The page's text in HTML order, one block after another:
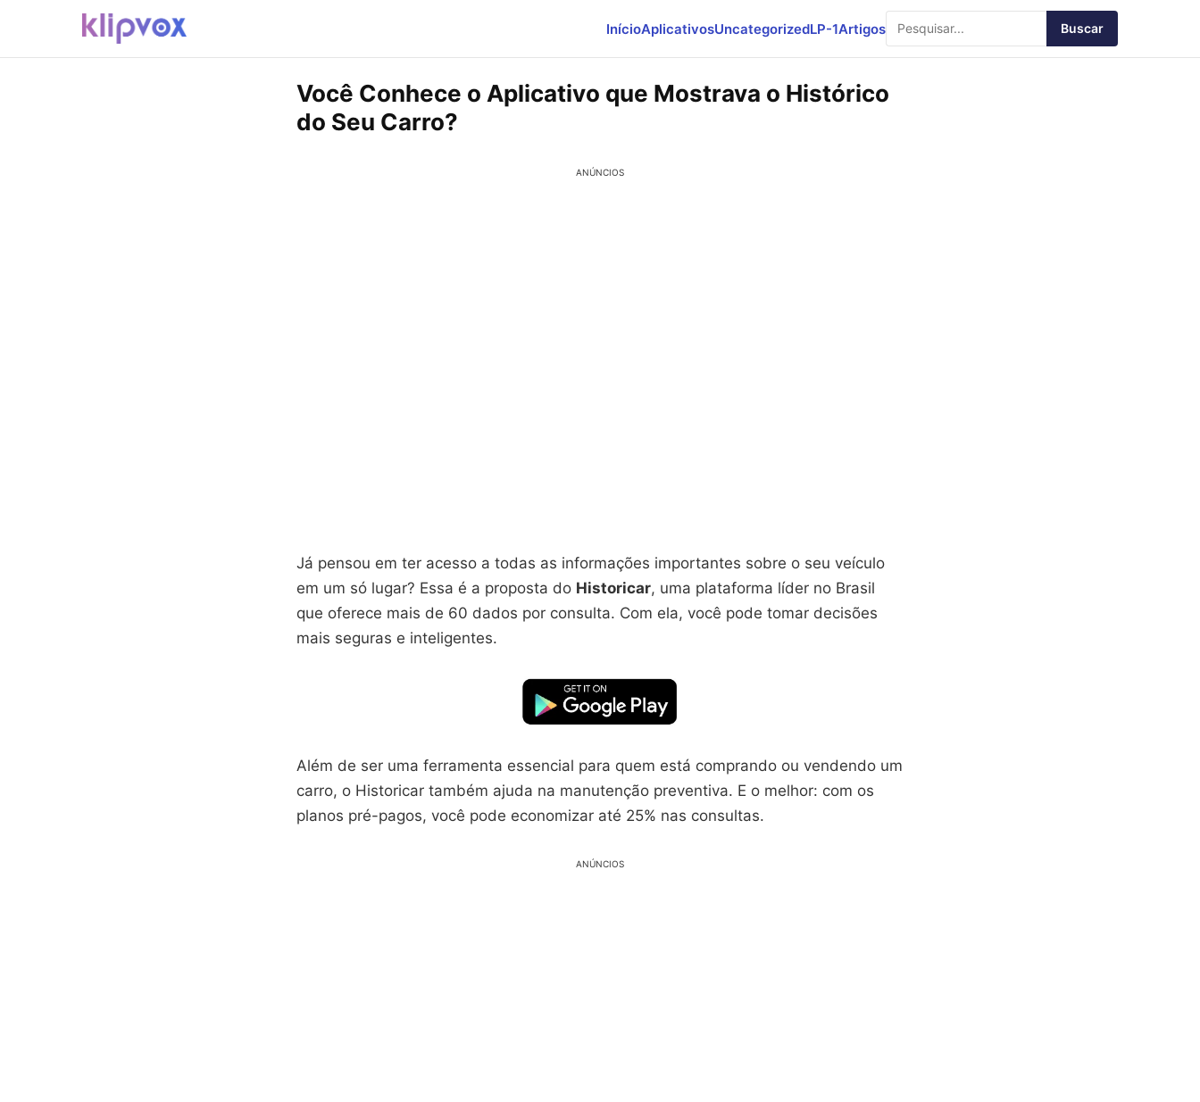
InícioAplicativosUncategorizedLP-1Artigos Buscar
Você Conhece o Aplicativo que Mostrava o Histórico
do Seu Carro?
ANÚNCIOS
Já pensou em ter acesso a todas as informações importantes sobre o seu veículo
em um só lugar? Essa é a proposta do Historicar, uma plataforma líder no Brasil
que oferece mais de 60 dados por consulta. Com ela, você pode tomar decisões
mais seguras e inteligentes.
Além de ser uma ferramenta essencial para quem está comprando ou vendendo um
carro, o Historicar também ajuda na manutenção preventiva. E o melhor: com os
planos pré-pagos, você pode economizar até 25% nas consultas.
ANÚNCIOS